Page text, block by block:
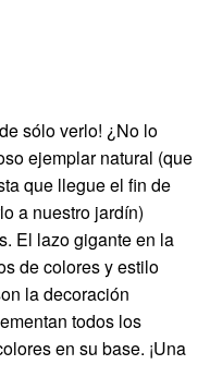
sólo verlo! ¿No lo
ejemplar natural (que
que llegue el fin de
a nuestro jardín)
El lazo gigante en la
de colores y estilo
la decoración
todos los
en su base. ¡Una